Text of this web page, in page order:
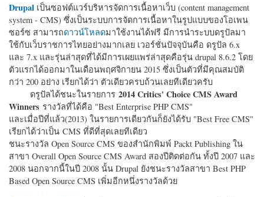
Drupal เป็นซอฟต์แวร์บริหารจัดการเนื้อหาเว็บ (content management
system - CMS) ซึ่งเป็นระบบการจัดการเนื้อหาในรูปแบบของโอเพน
ซอร์ซ สามารถดาวน์โหลดมาใช้งานได้ฟรี มีการนำระบบดรูปัลมา
ใช้กับเว็บราชการไทยอย่างมากเลย เวอร์ชั่นปัจจุบันคือ ดรูปัล 6.x
และ 7.x และรุ่นล่าสุดที่ได้มีการเผยแพร่ล่าสุดคือรุ่น drupal 8.6.2 โดย
ตัวแรกได้ออกมาในเดือนพฤศจิกายน 2015 ซึ่งเป็นตัวที่มีคุณสมบัติ
กว่า 200 อย่าง เรียกได้ว่า ตัวเดียวครบถ้วนเลยทีเดียวครับ
ดรูปัลได้ชนะในรายการ 2014 Critics' Choice CMS Award
Winners รางวัลที่ได้คือ "Best Enterprise PHP CMS"
และเมื่อปีที่แล้ว(2013) ในรายการเดียวกันก็ยังได้รับ "Best Free CMS"
เรียกได้ว่าเป็น CMS ที่ดีที่สุดเลยทีเดียว
ชนะรางวัล Open Source CMS ของสำนักพิมพ์ Packt Publishing ใน
สาขา Overall Open Source CMS Award สองปีติดต่อกัน ทั้งปี 2007 และ
2008 นอกจากนี้ในปี 2008 นั้น Drupal ยังชนะรางวัลสาขา Best PHP
Based Open Source CMS เพิ่มอีกหนึ่งรางวัลด้วย